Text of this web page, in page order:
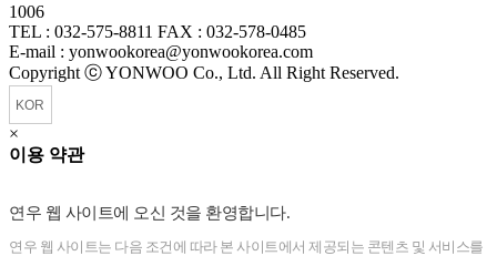
1006
TEL : 032-575-8811 FAX : 032-578-0485
E-mail : yonwookorea@yonwookorea.com
Copyright ⓒ YONWOO Co., Ltd. All Right Reserved.
×
이용 약관
연우 웹 사이트에 오신 것을 환영합니다.
연우 웹 사이트는 다음 조건에 따라 본 사이트에서 제공되는 콘텐츠 및 서비스를